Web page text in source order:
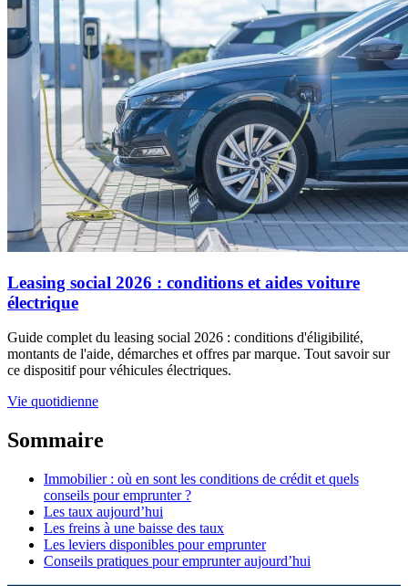
Leasing social 2026 : conditions et aides voiture
électrique
Guide complet du leasing social 2026 : conditions d'éligibilité,
montants de l'aide, démarches et offres par marque. Tout savoir sur
ce dispositif pour véhicules électriques.
Vie quotidienne
Sommaire
Immobilier : où en sont les conditions de crédit et quels
conseils pour emprunter ?
Les taux aujourd’hui
Les freins à une baisse des taux
Les leviers disponibles pour emprunter
Conseils pratiques pour emprunter aujourd’hui